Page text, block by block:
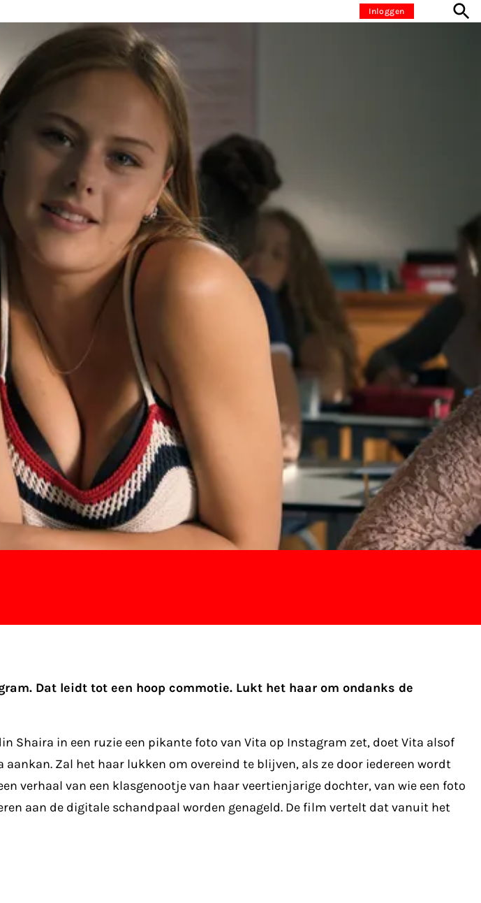
Inloggen
Dat leidt tot een hoop commotie. Lukt het haar om ondanks de
Shaira in een ruzie een pikante foto van Vita op Instagram zet, doet Vita alsof
Zal het haar lukken om overeind te blijven, als ze door iedereen wordt
verhaal van een klasgenootje van haar veertienjarige dochter, van wie een foto
aan de digitale schandpaal worden genageld. De film vertelt dat vanuit het